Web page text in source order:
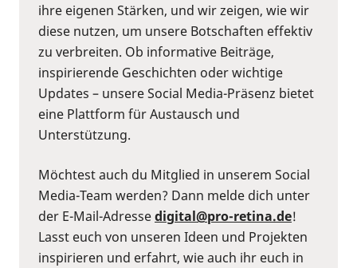
ihre eigenen Stärken, und wir zeigen, wie wir
diese nutzen, um unsere Botschaften effektiv
zu verbreiten. Ob informative Beiträge,
inspirierende Geschichten oder wichtige
Updates – unsere Social Media-Präsenz bietet
eine Plattform für Austausch und
Unterstützung.
Möchtest auch du Mitglied in unserem Social
Media-Team werden? Dann melde dich unter
der E-Mail-Adressedigital@pro-retina.de!
Lasst euch von unseren Ideen und Projekten
inspirieren und erfahrt, wie auch ihr euch in